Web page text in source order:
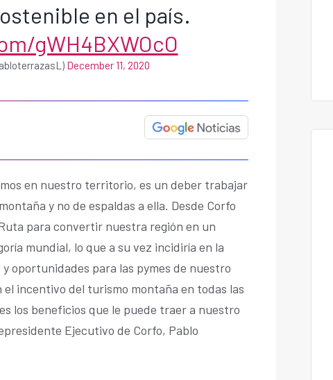
en el país.
gWH4BXWOcO
December 11, 2020
en nuestro territorio, es un deber trabajar
y no de espaldas a ella. Desde Corfo
para convertir nuestra región en un
mundial, lo que a su vez incidiría en la
oportunidades para las pymes de nuestro
incentivo del turismo montaña en todas las
los beneficios que le puede traer a nuestro
Ejecutivo de Corfo, Pablo